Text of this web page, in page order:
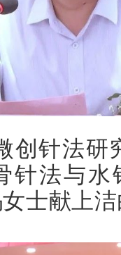
创针法研
针法与
士献上